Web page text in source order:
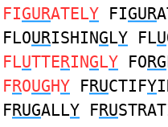
FIGURATELY FIGUR
FLOURISHINGLY FLU
FLUTTERINGLY FORG
FROUGHY FRUCTIFY
FRUGALLY FRU